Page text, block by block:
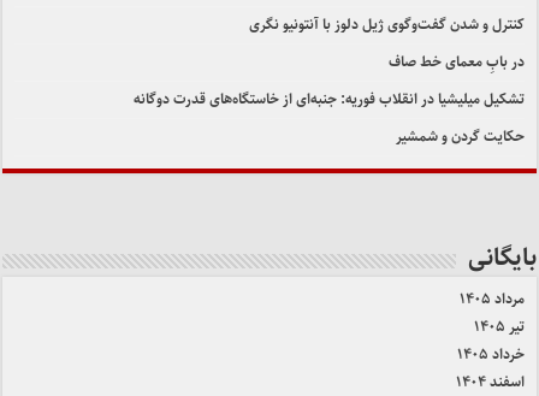
کنترل و شدن گفت‌وگوی ژیل دلوز با آنتونیو نگری
در بابِ معمای خط صاف
تشکیل میلیشیا در انقلاب فوریه: جنبه‌ای از خاستگاه‌های قدرت دوگانه
حکایت گردن و شمشیر
بایگانی
مرداد ۱۴۰۵
تیر ۱۴۰۵
خرداد ۱۴۰۵
اسفند ۱۴۰۴